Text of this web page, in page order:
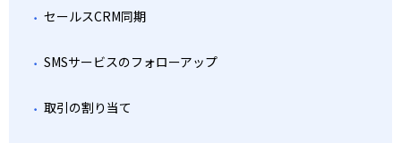
セールスCRM同期
SMSサービスのフォローアップ
取引の割り当て